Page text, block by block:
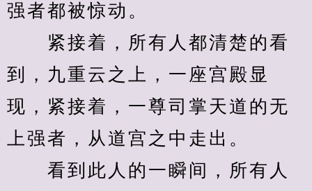
强者都被惊动。
紧接着，所有人都清楚的看
到，九重云之上，一座宫殿显
现，紧接着，一尊司掌天道的无
上强者，从道宫之中走出。
看到此人的一瞬间，所有人